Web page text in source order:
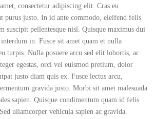
consectetur adipiscing elit. Cras eu
purus justo. In id ante commodo, eleifend felis
suscipit pellentesque nisl. Quisque maximus dui
in. Fusce sit amet quam et nulla
turpis. Nulla posuere arcu sed elit lobortis, ac
egestas, orci vel euismod pretium, dolor
justo diam quis ex. Fusce lectus arcu,
gravida justo. Morbi sit amet malesuada
sapien. Quisque condimentum quam id felis
ullamcorper vehicula sapien ac gravida.